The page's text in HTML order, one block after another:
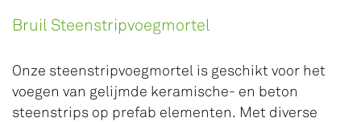
Bruil Steenstripvoegmortel
Onze steenstripvoegmortel is geschikt voor het
voegen van gelijmde keramische- en beton
steenstrips op prefab elementen. Met diverse